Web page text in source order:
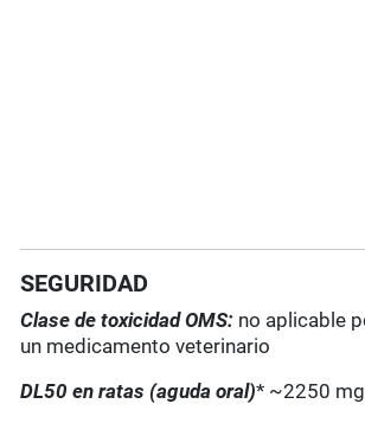
SEGURIDAD
Clase de toxicidad OMS: no aplicable
un medicamento veterinario
DL50 en ratas (aguda oral)* ~2250